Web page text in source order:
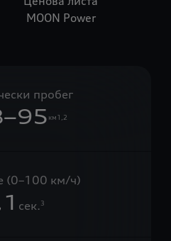
MOON Power
пробег
км1,2
(0–100 км/ч)
сек.3